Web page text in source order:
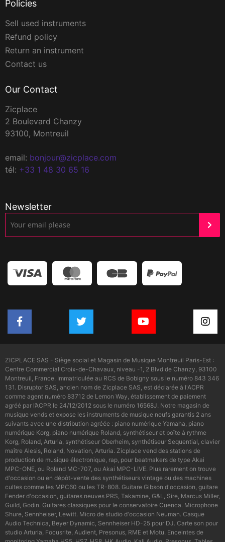
Policies
Sell used instruments
Refund policy
Return an instrument
Contact us
Our Contact
Zicplace
2 Boulevard Chanzy
93100, Montreuil
email: bonjour@zicplace.com
tél: +33 1 48 30 65 16
Newsletter
ZICPLACE SAS - Siège social et Magasin de Musique Montreuil Paris-Est :
Centre Commercial Croix-de-Chavaux, niveau -1, 2 Blvd de Chanzy, 93100
Montreuil, France. Immatriculée au RCS de Bobigny sous le numéro 843 346
131. Disruptor SAS, ancien nom de Zicplace SAS, est déclarée à l'ACPR
comme agent numéro 83712 de Lemon Way, établissement de paiement
agréé par l’ACPR le 24/12/2012 sous le numéro 16568J. Notre magasin de
musique vends et expose les instruments de musique neufs garantis 2 ans
suivants avec une distribution agréée : piano numérique Yamaha, piano
numérique Korg, piano numérique Roland, synthétiseur et boîte à rythme
Korg, Roland, Arturia, synthétiseur Oberheim, synthétiseur Sequential, clavier
maître Alesis, Roland, Novation, Arturia. Zicplace vend des stations de
production de musique électronique, rap, pour beatmakers de type Akai
MPC-ONE, ou Roland MC-707, ou Akai MPC-LIVE. Plus rarement on trouve
d'occasion ou en dépôt-vente des synthétiseurs vintage ou des machines
cultes comme les MPC60 ou les TR-808. Guitare Gibson d'occasion, guitare
Fender d'occasion, guitares neuves PRS, Takamine, G&L, Sire, Marcus Miller,
Guild, Godin. Guitares classiques pour le conservatoire Cuenca. Microphone
Shure, Sennheiser, Lewitt. Micro de studio d'occasion Neuman. Casque
Audio Technica, Beyer Dynamic, Sennheiser HD-25 pour DJ. Carte son pour
studio Arturia, Focusrite, Audient, Presonus, RME et Motu. Enceintes de